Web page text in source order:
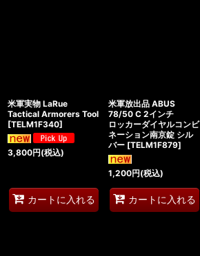
米軍実物 LaRue
Tactical Armorers Tool
[TELM1F340]
3,800円(税込)
カートに入れる
米軍放出品 ABUS
78/50 C 2インチ
ロッカーダイヤルコンビ
ネーション南京錠 シル
バー [TELM1F879]
1,200円(税込)
カートに入れる